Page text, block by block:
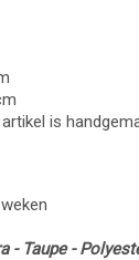
is
- Taupe -